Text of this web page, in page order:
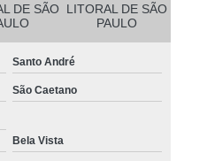
DE SÃO LITORAL DE SÃO
PAULO
Santo André
São Caetano
Bela Vista